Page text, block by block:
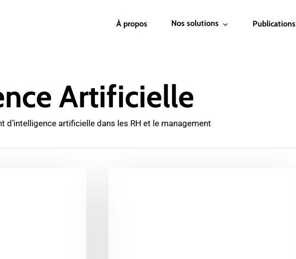
À propos Nos solutions Publications
Artificielle
d’intelligence artificielle dans les RH et le management